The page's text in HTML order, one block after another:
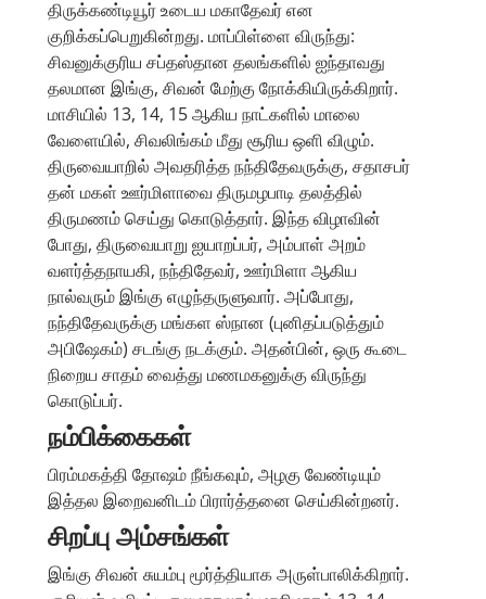
திருக்கண்டியூர் உடைய மகாதேவர் என
குறிக்கப்பெறுகின்றது. மாப்பிள்ளை விருந்து:
சிவனுக்குரிய சப்தஸ்தான தலங்களில் ஐந்தாவது
தலமான இங்கு, சிவன் மேற்கு நோக்கியிருக்கிறார்.
மாசியில் 13, 14, 15 ஆகிய நாட்களில் மாலை
வேளையில், சிவலிங்கம் மீது சூரிய ஒளி விழும்.
திருவையாறில் அவதரித்த நந்திதேவருக்கு, சதாசபர்
தன் மகள் ஊர்மிளாவை திருமழபாடி தலத்தில்
திருமணம் செய்து கொடுத்தார். இந்த விழாவின்
போது, திருவையாறு ஐயாறப்பர், அம்பாள் அறம்
வளர்த்தநாயகி, நந்திதேவர், ஊர்மிளா ஆகிய
நால்வரும் இங்கு எழுந்தருளுவார். அப்போது,
நந்திதேவருக்கு மங்கள ஸ்நான (புனிதப்படுத்தும்
அபிஷேகம்) சடங்கு நடக்கும். அதன்பின், ஒரு கூடை
நிறைய சாதம் வைத்து மணமகனுக்கு விருந்து
கொடுப்பர்.
நம்பிக்கைகள்
பிரம்மகத்தி தோஷம் நீங்கவும், அழகு வேண்டியும்
இத்தல இறைவனிடம் பிரார்த்தனை செய்கின்றனர்.
சிறப்பு அம்சங்கள்
இங்கு சிவன் சுயம்பு மூர்த்தியாக அருள்பாலிக்கிறார்.